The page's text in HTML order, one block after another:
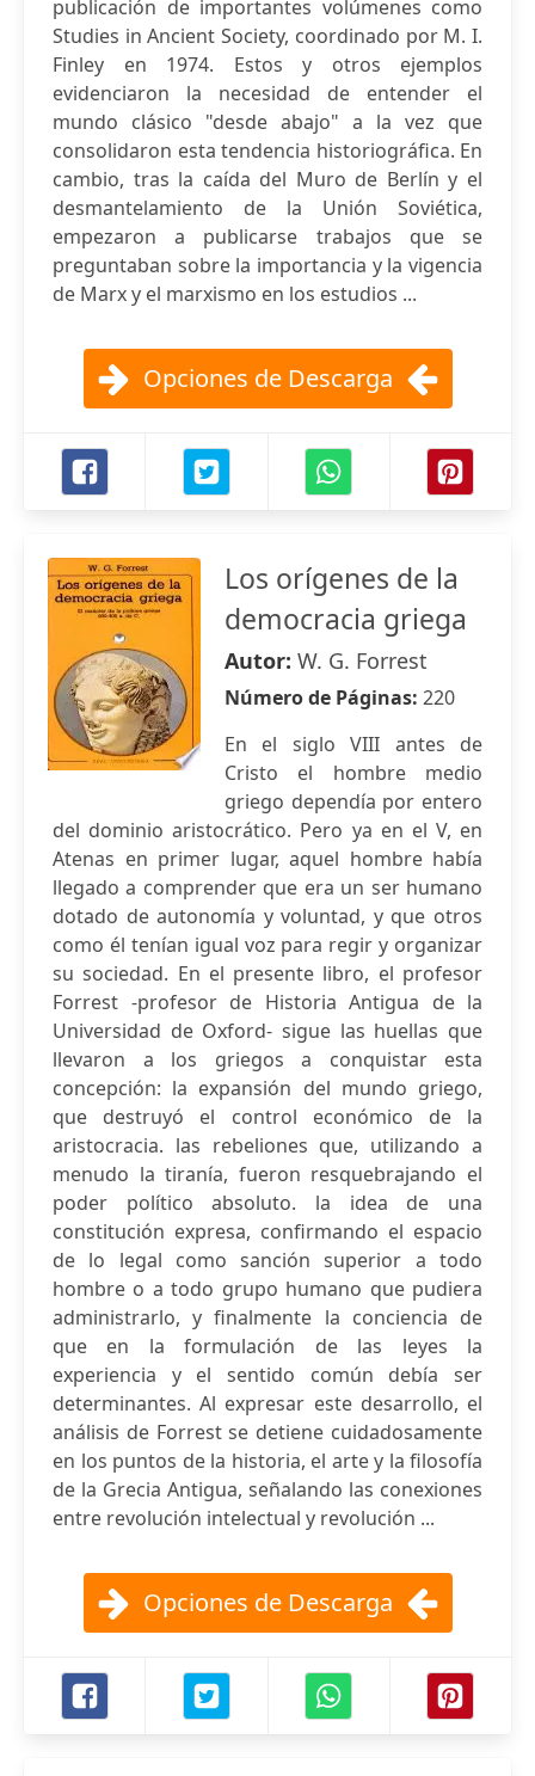
publicación de importantes volúmenes como
Studies in Ancient Society, coordinado por M. I.
Finley en 1974. Estos y otros ejemplos
evidenciaron la necesidad de entender el
mundo clásico "desde abajo" a la vez que
consolidaron esta tendencia historiográfica. En
cambio, tras la caída del Muro de Berlín y el
desmantelamiento de la Unión Soviética,
empezaron a publicarse trabajos que se
preguntaban sobre la importancia y la vigencia
de Marx y el marxismo en los estudios ...
Opciones de Descarga
Los orígenes de la
democracia griega
Autor: W. G. Forrest
Número de Páginas: 220
En el siglo VIII antes de
Cristo el hombre medio
griego dependía por entero
del dominio aristocrático. Pero ya en el V, en
Atenas en primer lugar, aquel hombre había
llegado a comprender que era un ser humano
dotado de autonomía y voluntad, y que otros
como él tenían igual voz para regir y organizar
su sociedad. En el presente libro, el profesor
Forrest -profesor de Historia Antigua de la
Universidad de Oxford- sigue las huellas que
llevaron a los griegos a conquistar esta
concepción: la expansión del mundo griego,
que destruyó el control económico de la
aristocracia. las rebeliones que, utilizando a
menudo la tiranía, fueron resquebrajando el
poder político absoluto. la idea de una
constitución expresa, confirmando el espacio
de lo legal como sanción superior a todo
hombre o a todo grupo humano que pudiera
administrarlo, y finalmente la conciencia de
que en la formulación de las leyes la
experiencia y el sentido común debía ser
determinantes. Al expresar este desarrollo, el
análisis de Forrest se detiene cuidadosamente
en los puntos de la historia, el arte y la filosofía
de la Grecia Antigua, señalando las conexiones
entre revolución intelectual y revolución ...
Opciones de Descarga